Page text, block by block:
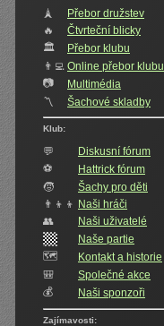
🗼
Přebor družstev
🔥
Čtvrteční blicky
🏛
Přebor klubu
👨‍💻 Online přebor klubu
📷
Multimédia
〽️
Šachové skladby
Klub:
💬
Diskusní fórum
⚽
Hattrick fórum
🧒
Šachy pro děti
👨‍👦‍👦 Naši hráči
👥️
Naši uživatelé
Naše partie
🗺️
Kontakt a historie
🎒
Společné akce
💰
Naši sponzoři
Zajímavosti: